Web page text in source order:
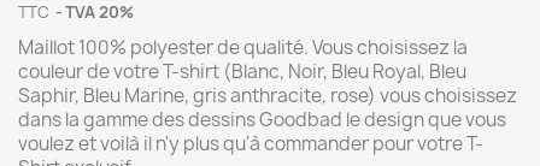
TTC TVA 20%
Maillot 100% polyester de qualité. Vous choisissez la
couleur de votre T-shirt (Blanc, Noir, Bleu Royal, Bleu
Saphir, Bleu Marine, gris anthracite, rose) vous choisissez
dans la gamme des dessins Goodbad le design que vous
voulez et voilà il n'y plus qu'à commander pour votre T-